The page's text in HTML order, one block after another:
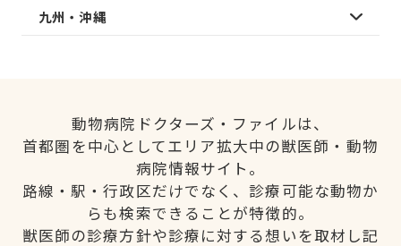
九州・沖縄
動物病院ドクターズ・ファイルは、
首都圏を中心としてエリア拡大中の獣医師・動物
病院情報サイト。
路線・駅・行政区だけでなく、診療可能な動物か
らも検索できることが特徴的。
獣医師の診療方針や診療に対する想いを取材し記